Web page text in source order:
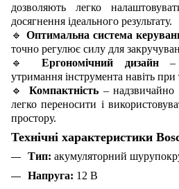
дозволяють легко
досягнення ідеального результату.
🔹 Оптимальна система
точно регулює силу для
🔹
Ергономічний дизайн–
утримання інструмента навіть при
🔹
Компактність– надзвичайно
легко переносити і
простору.
Технічні характеристики
Тип: акумуляторний
Напруга: 12 В